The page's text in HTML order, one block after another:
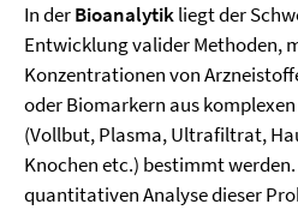
In derBioanalytikliegt der
Entwicklung valider Methoden,
Konzentrationen von
oder Biomarkern aus
(Vollbut, Plasma, Ultrafiltrat,
Knochen etc.) bestimmt
quantitativen Analyse dieser